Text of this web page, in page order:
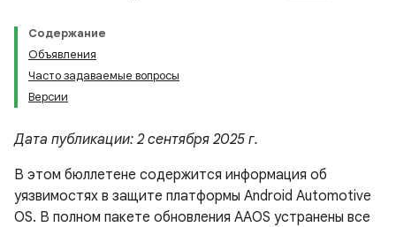
Содержание
Объявления
Часто задаваемые вопросы
Версии
Дата публикации: 2 сентября 2025 г.
В этом бюллетене содержится информация об
уязвимостях в защите платформы Android Automotive
OS. В полном пакете обновления AAOS устранены все